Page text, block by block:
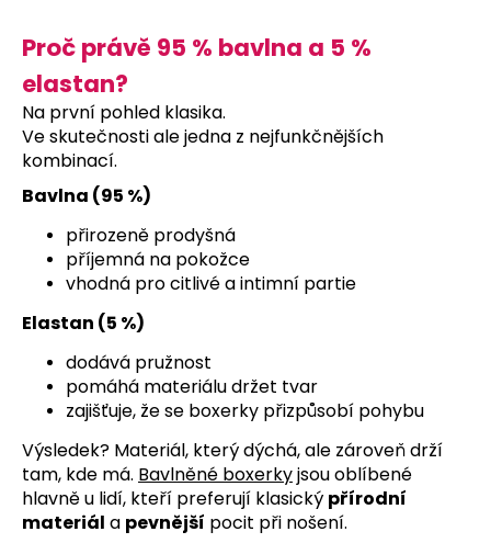
Proč právě 95 % bavlna a 5 %
elastan?
Na první pohled klasika.
Ve skutečnosti ale jedna z nejfunkčnějších
kombinací.
Bavlna (95 %)
přirozeně prodyšná
příjemná na pokožce
vhodná pro citlivé a intimní partie
Elastan (5 %)
dodává pružnost
pomáhá materiálu držet tvar
zajišťuje, že se boxerky přizpůsobí pohybu
Výsledek? Materiál, který dýchá, ale zároveň drží
tam, kde má. Bavlněné boxerkyjsou oblíbené
hlavně u lidí, kteří preferují klasický přírodní
materiál a pevnější pocit při nošení.
t
?
p
u
j
e
m